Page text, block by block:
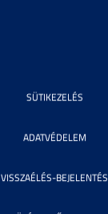
SÜTIKEZELÉS
ADATVÉDELEM
VISSZAÉLÉS-BEJELENTÉS